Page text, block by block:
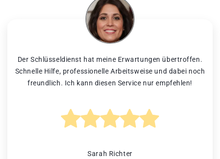
Der Schlüsseldienst hat meine Erwartungen übertroffen.
Schnelle Hilfe, professionelle Arbeitsweise und dabei noch
freundlich. Ich kann diesen Service nur empfehlen!
Sarah Richter